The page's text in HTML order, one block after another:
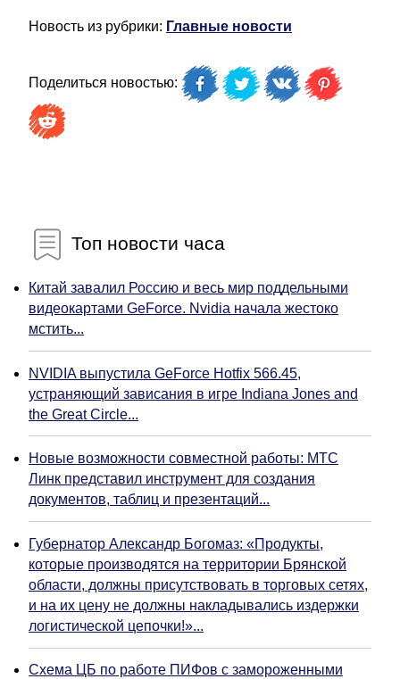
Новость из рубрики: Главные новости
Поделиться новостью:
Топ новости часа
Китай завалил Россию и весь мир поддельными
видеокартами GeForce. Nvidia начала жестоко
мстить...
NVIDIA выпустила GeForce Hotfix 566.45,
устраняющий зависания в игре Indiana Jones and
the Great Circle...
Новые возможности совместной работы: МТС
Линк представил инструмент для создания
документов, таблиц и презентаций...
Губернатор Александр Богомаз: «Продукты,
которые производятся на территории Брянской
области, должны присутствовать в торговых сетях,
и на их цену не должны накладывались издержки
логистической цепочки!»...
Схема ЦБ по работе ПИФов с замороженными